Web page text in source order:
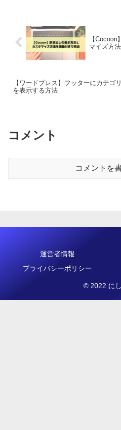
【
マイズ方
【ワードプレス】フッターにカテゴ
を表示する方法
コメント
コメントを
運営者情報
プライバシーポリシー
© 2022 に